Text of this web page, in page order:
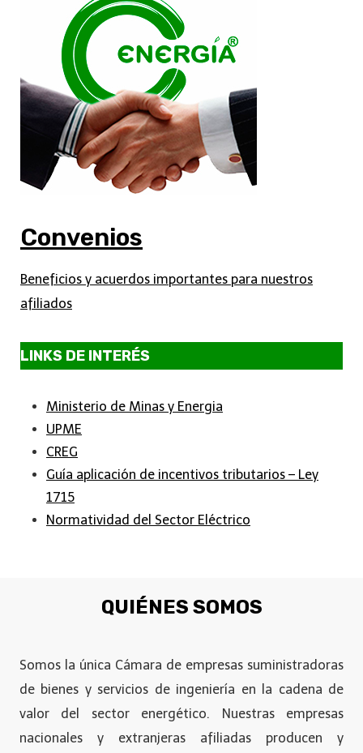
Convenios
Beneficios y acuerdos importantes para nuestros
afiliados
LINKS DE INTERÉS
Ministerio de Minas y Energia
UPME
CREG
Guía aplicación de incentivos tributarios – Ley
1715
Normatividad del Sector Eléctrico
QUIÉNES SOMOS
Somos la única Cámara de empresas suministradoras
de bienes y servicios de ingeniería en la cadena de
valor del sector energético. Nuestras empresas
nacionales y extranjeras afiliadas producen y